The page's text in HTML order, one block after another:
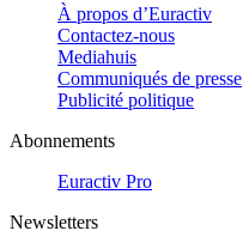
À propos d’Euractiv
Contactez-nous
Mediahuis
Communiqués de presse
Publicité politique
Abonnements
Euractiv Pro
Newsletters